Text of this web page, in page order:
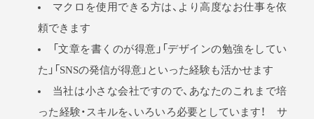
マクロを使用できる方は、より高度なお仕事を依
頼できます
「文章を書くのが得意」「デザインの勉強をしてい
た」「SNSの発信が得意」といった経験も活かせます
当社は小さな会社ですので、あなたのこれまで培
った経験・スキルを、いろいろ必要としています！ サ